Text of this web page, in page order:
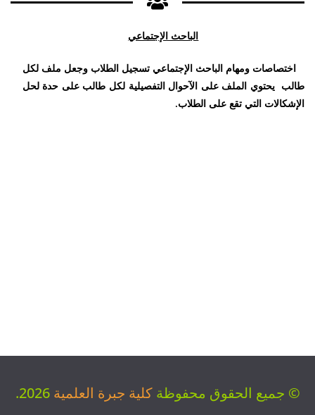
الباحث الإجتماعي
اختصاصات ومهام الباحث الإجتماعي تسجيل الطلاب وجعل ملف لكل
طالب يحتوي الملف على الآحوال التفصيلية لكل طالب على حدة لحل
الإشكالات التي تقع على الطلاب.
© جميع الحقوق محفوظة كلية جبرة العلمية 2026.